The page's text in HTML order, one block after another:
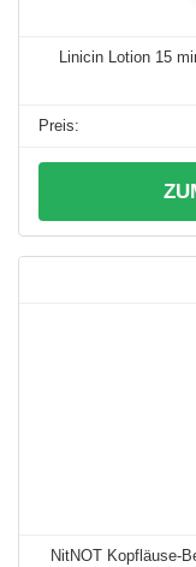
Linicin Lotion 15
NitNOT Kopfläuse-